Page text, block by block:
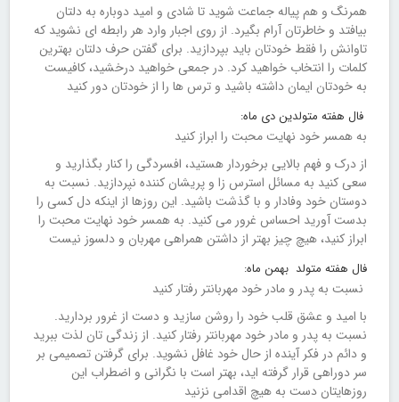
همرنگ و هم پیاله جماعت شوید تا شادی و امید دوباره به دلتان
بیافتد و خاطرتان آرام بگیرد. از روی اجبار وارد هر رابطه ای نشوید که
تاوانش را فقط خودتان باید بپردازید. برای گفتن حرف دلتان بهترین
کلمات را انتخاب خواهید کرد. در جمعی خواهید درخشید، کافیست
به خودتان ایمان داشته باشید و ترس ها را از خودتان دور کنید
فال هفته متولدین دى ماه:
به همسر خود نهایت محبت را ابراز کنید
از درک و فهم بالایی برخوردار هستید، افسردگی را کنار بگذارید و
سعی کنید به مسائل استرس زا و پریشان کننده نپردازید. نسبت به
دوستان خود وفادار و با گذشت باشید. این روزها از اینکه دل کسی را
بدست آورید احساس غرور می کنید. به همسر خود نهایت محبت را
ابراز کنید، هیچ چیز بهتر از داشتن همراهی مهربان و دلسوز نیست
فال هفته متولد بهمن ماه:
نسبت به پدر و مادر خود مهربانتر رفتار کنید
با امید و عشق قلب خود را روشن سازید و دست از غرور بردارید.
نسبت به پدر و مادر خود مهربانتر رفتار کنید. از زندگی تان لذت ببرید
و دائم در فکر آینده از حال خود غافل نشوید. برای گرفتن تصمیمی بر
سر دوراهی قرار گرفته اید، بهتر است با نگرانی و اضطراب این
روزهایتان دست به هیچ اقدامی نزنید